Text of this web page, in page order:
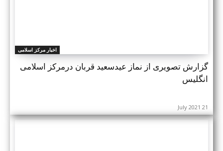
اخبار مرکز اسلامی
گزارش تصویری از نماز عیدسعید قربان درمرکز اسلامی
انگلیس
21 July 2021